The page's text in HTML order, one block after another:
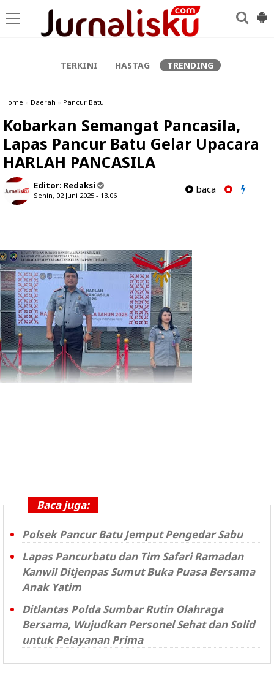
TERKINI HASTAG TRENDING
Home » Daerah » Pancur Batu
Kobarkan Semangat Pancasila,
Lapas Pancur Batu Gelar Upacara
HARLAH PANCASILA
Editor: Redaksi
Senin, 02 Juni 2025 - 13.06
baca
Baca juga:
Polsek Pancur Batu Jemput Pengedar Sabu
Lapas Pancurbatu dan Tim Safari Ramadan
Kanwil Ditjenpas Sumut Buka Puasa Bersama
Anak Yatim
Ditlantas Polda Sumbar Rutin Olahraga
Bersama, Wujudkan Personel Sehat dan Solid
untuk Pelayanan Prima